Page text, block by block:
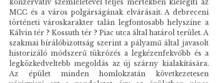
konzervatív szemléletével teljes mértékben kielégíti az
MCC és a város polgárságának elvárásait. A debreceni
történeti városkarakter talán legfontosabb helyszíne a
Kálvin tér ? Kossuth tér ? Piac utca által határol terület. A
szakmai bírálóbizottság szerint a pályamű által javasolt
historizáló módszerű tükrözés a legkézenfekvőbb és a
legközkedveltebb megoldás az új szárny kialakítására.
Az épület minden homlokzatán következetesen